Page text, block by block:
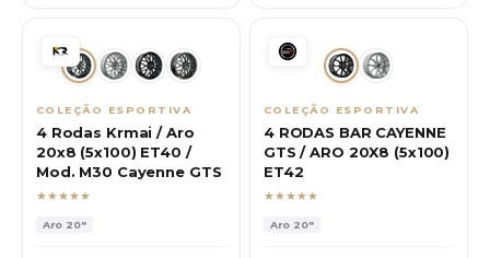
COLEÇÃO ESPORTIVA
4 Rodas Krmai / Aro
20x8 (5x100) ET40 /
Mod. M30 Cayenne GTS
★★★★★
Aro 20"
COLEÇÃO ESPORTIVA
4 RODAS BAR CAYENNE
GTS / ARO 20X8 (5x100)
ET42
★★★★★
Aro 20"